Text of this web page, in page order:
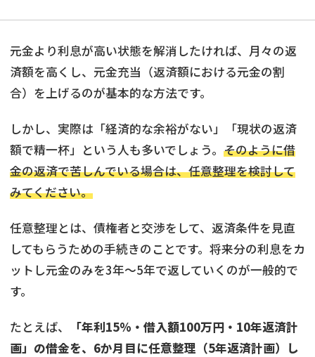
元金より利息が高い状態を解消したければ、月々の返
済額を高くし、元金充当（返済額における元金の割
合）を上げるのが基本的な方法です。
しかし、実際は「経済的な余裕がない」「現状の返済
額で精一杯」という人も多いでしょう。 そのように借
金の返済で苦しんでいる場合は、任意整理を検討して
みてください。
任意整理とは、債権者と交渉をして、返済条件を見直
してもらうための手続きのことです。将来分の利息をカ
ットし元金のみを3年〜5年で返していくのが一般的で
す。
たとえば、
「年利15%・借入額100万円・10年返済計
画」の借金を、6か月目に任意整理（5年返済計画）し